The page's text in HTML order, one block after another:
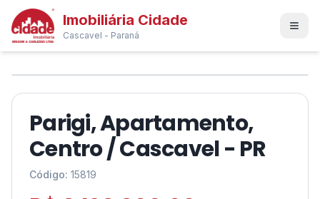
Imobiliária Cidade
Cascavel - Paraná
❮ ❯
1/11
Parigi, Apartamento,
Centro / Cascavel - PR
Código: 15819